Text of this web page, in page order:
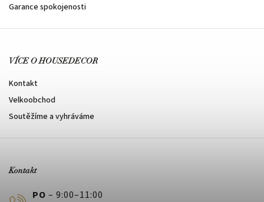
Garance spokojenosti
VÍCE O HOUSEDECOR
Kontakt
Velkoobchod
Soutěžíme a vyhráváme
Kontakt
PO – 9:00–11:00